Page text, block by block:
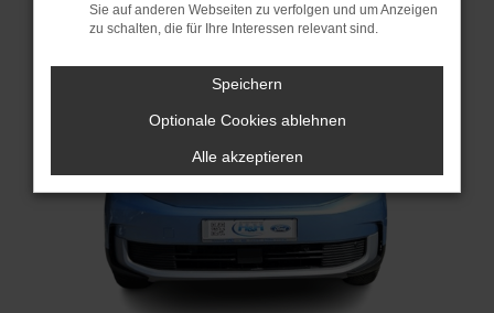
Sie auf anderen Webseiten zu verfolgen und um Anzeigen
zu schalten, die für Ihre Interessen relevant sind.
Speichern
Optionale Cookies ablehnen
Alle akzeptieren